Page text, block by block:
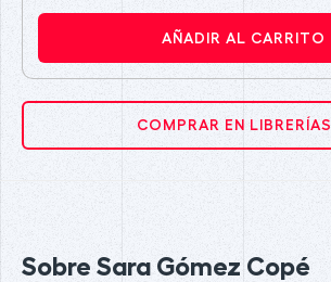
AÑADIR AL CARRITO
COMPRAR EN LIBRERÍAS
Sobre Sara Gómez Copé